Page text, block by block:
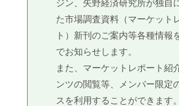
ジン、矢野経済研究所が独自
た市場調査資料（マーケット
ト）新刊のご案内等各種情報
でお知らせします。
また、マーケットレポート紹
ンツの閲覧等、メンバー限定
スを利用することができます。